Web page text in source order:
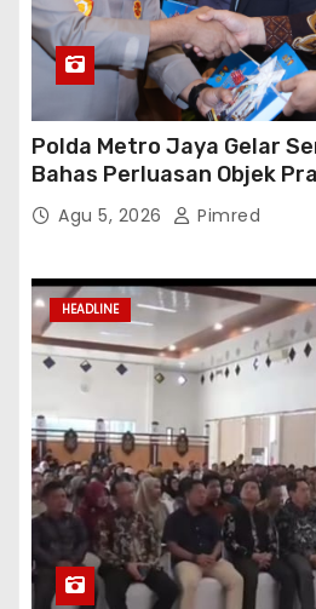
Polda Metro Jaya Gelar
Bahas Perluasan Objek
KUHAP Baru
Agu 5, 2026 Pimred
HEADLINE